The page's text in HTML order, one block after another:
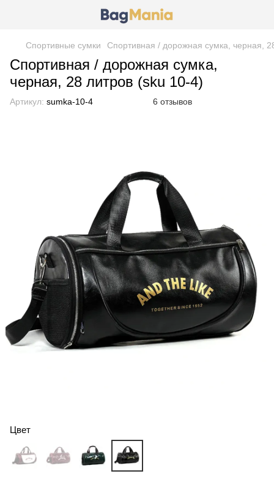
Спортивные сумки Спортивная / дорожная сумка, черная,
Спортивная / дорожная сумка,
черная, 28 литров (sku 10-4)
Артикул: sumka-10-4 6 отзывов
Цвет